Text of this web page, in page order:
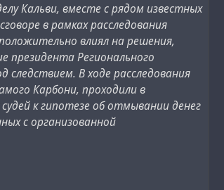
Кальви, вместе с рядом известных
в рамках расследования
влиял на решения,
президента Регионального
В ходе расследования
Карбони, проходили в
к гипотезе об отмывании денег
с организованной